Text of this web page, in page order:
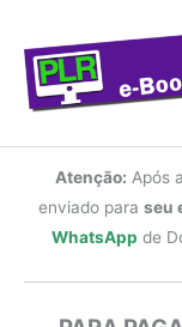
conteúdo
Atenção: Após
enviado para seu
WhatsApp de